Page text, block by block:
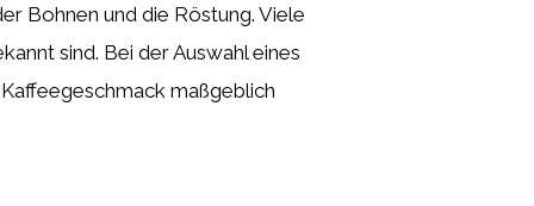
Bohnen und die Röstung. Viele
sind. Bei der Auswahl eines
maßgeblich